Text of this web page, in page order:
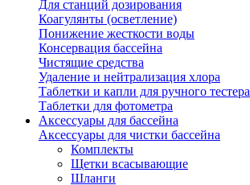
Для станций дозирования
Коагулянты (осветление)
Понижение жесткости воды
Консервация бассейна
Чистящие средства
Удаление и нейтрализация хлора
Таблетки и капли для ручного тестера
Таблетки для фотометра
Аксессуары для бассейна
Аксессуары для чистки бассейна
Комплекты
Щетки всасывающие
Шланги